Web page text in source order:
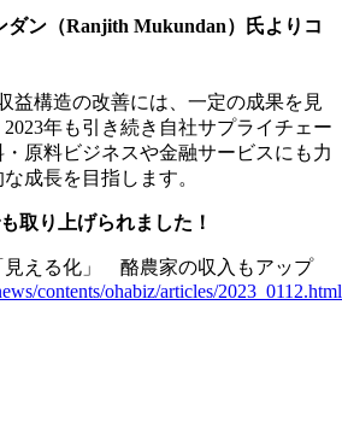
ダン（Ranjith Mukundan）氏よりコ
益構造の改善には、一定の成果を見
年も引き続き自社サプライチェー
原料ビジネスや金融サービスにも力
成長を目指します。
取り上げられました！
える化」 酪農家の収入もアップ
contents/ohabiz/articles/2023_0112.html